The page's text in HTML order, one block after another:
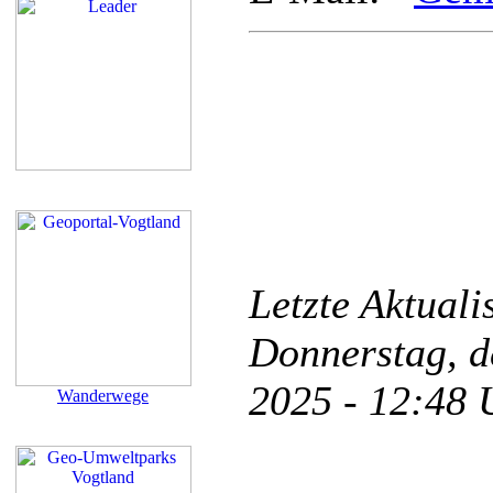
Wanderwege
Letzte
Donnerstag,
2025 -